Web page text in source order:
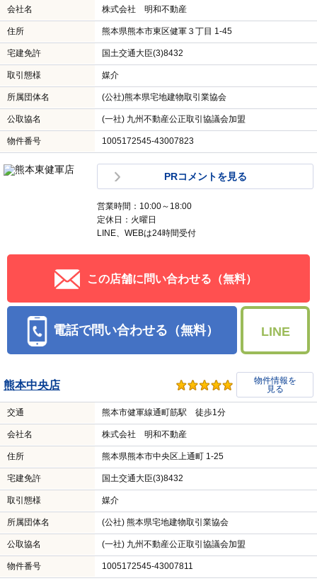
会社名 株式会社 明和不動産
住所 熊本県熊本市東区健軍３丁目 1-45
宅建免許 国土交通大臣(3)8432
取引態様 媒介
所属団体名 (公社)熊本県宅地建物取引業協会
公取協名 (一社) 九州不動産公正取引協議会加盟
物件番号 1005172545-43007823
PRコメントを見る
営業時間：10:00～18:00
定休日：火曜日
LINE、WEBは24時間受付
この店舗に問い合わせる（無料）
電話で問い合わせる（無料） LINE
熊本中央店
物件情報を
見る
交通 熊本市健軍線通町筋駅 徒歩1分
会社名 株式会社 明和不動産
住所 熊本県熊本市中央区上通町 1-25
宅建免許 国土交通大臣(3)8432
取引態様 媒介
所属団体名 (公社) 熊本県宅地建物取引業協会
公取協名 (一社) 九州不動産公正取引協議会加盟
物件番号 1005172545-43007811